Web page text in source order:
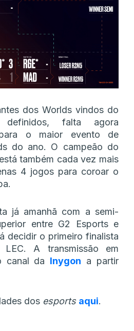
dos Worlds vindos do
falta agora
o maior evento de
do ano. O campeão do
também cada vez mais
4 jogos para coroar o
já amanhã com a semi-
entre G2 Esports e
decidir o primeiro finalista
A transmissão em
canal da Inygon a partir
dos esports aqui.